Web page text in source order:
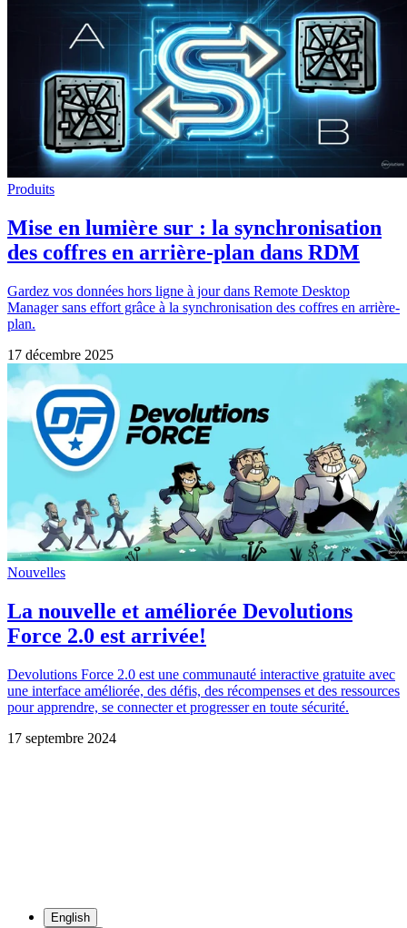
Produits
Mise en lumière sur : la synchronisation
des coffres en arrière-plan dans RDM
Gardez vos données hors ligne à jour dans Remote Desktop
Manager sans effort grâce à la synchronisation des coffres en arrière-
plan.
17 décembre 2025
Nouvelles
La nouvelle et améliorée Devolutions
Force 2.0 est arrivée!
Devolutions Force 2.0 est une communauté interactive gratuite avec
une interface améliorée, des défis, des récompenses et des ressources
pour apprendre, se connecter et progresser en toute sécurité.
17 septembre 2024
English